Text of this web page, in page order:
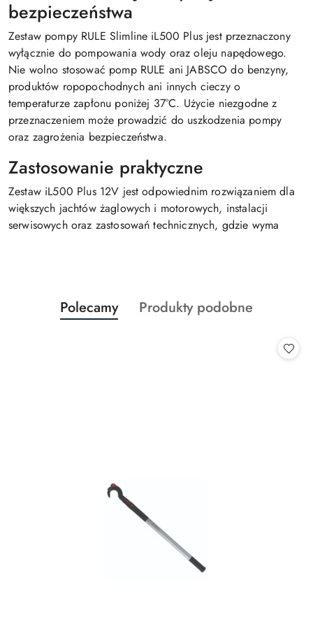
bezpieczeństwa
Zestaw pompy RULE Slimline iL500 Plus jest przeznaczony
wyłącznie do pompowania wody oraz oleju napędowego.
Nie wolno stosować pomp RULE ani JABSCO do benzyny,
produktów ropopochodnych ani innych cieczy o
temperaturze zapłonu poniżej 37°C. Użycie niezgodne z
przeznaczeniem może prowadzić do uszkodzenia pompy
oraz zagrożenia bezpieczeństwa.
Zastosowanie praktyczne
Zestaw iL500 Plus 12V jest odpowiednim rozwiązaniem dla
większych jachtów żaglowych i motorowych, instalacji
serwisowych oraz zastosowań technicznych, gdzie wyma
Pomiń karuzelę produktów
Produkty
o
Polecamy
Produkty
Produkty podobne